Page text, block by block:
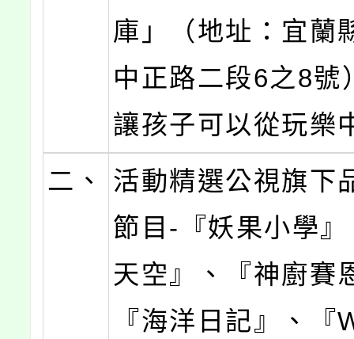
庫」（地址：宜蘭
中正路二段6之8號
讓孩子可以從玩樂
二、
活動精選公視旗下
節目-『妖果小學
天空』、『神廚賽
『海洋日記』、『